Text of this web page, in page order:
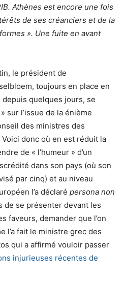
Athènes est encore une fois
de ses créanciers et de la
». Une fuite en avant
le président de
toujours en place en
quelques jours, se
» sur l’issue de la énième
des ministres des
donc où en est réduit la
de « l’humeur » d’un
dans son pays (où son
par cinq) et au niveau
l’a déclaré persona non
de se présenter devant les
faveurs, demander que l’on
l’a fait le ministre grec des
qui a affirmé vouloir passer
injurieuses récentes de